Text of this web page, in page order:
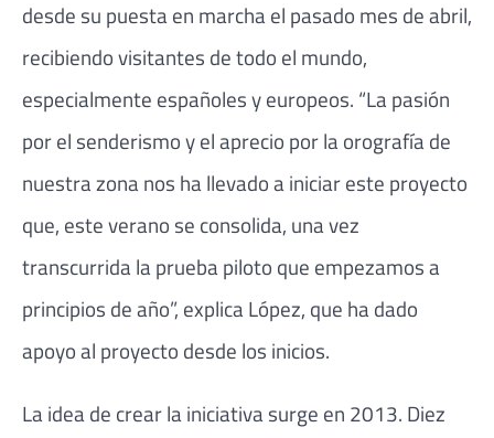
desde su puesta en marcha el pasado mes de abril,
recibiendo visitantes de todo el mundo,
especialmente españoles y europeos. “La pasión
por el senderismo y el aprecio por la orografía de
nuestra zona nos ha llevado a iniciar este proyecto
que, este verano se consolida, una vez
transcurrida la prueba piloto que empezamos a
principios de año”, explica López, que ha dado
apoyo al proyecto desde los inicios.
La idea de crear la iniciativa surge en 2013. Diez